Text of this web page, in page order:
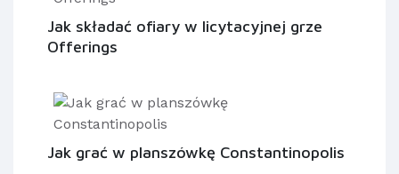
Jak składać ofiary w licytacyjnej grze
Offerings
Jak grać w planszówkę Constantinopolis